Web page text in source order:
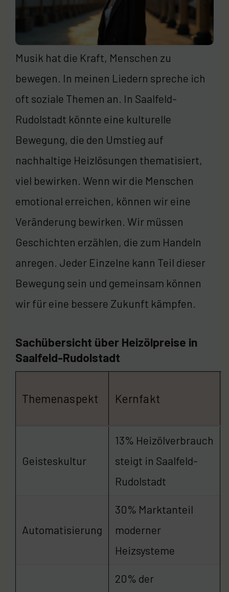
Musik hat die Kraft, Menschen zu
bewegen. In meinen Liedern spreche ich
oft soziale Themen an. In Saalfeld-
Rudolstadt könnte eine kulturelle
Bewegung, die den Umstieg auf
nachhaltige Heizlösungen thematisiert,
viel bewirken. Wenn wir die Menschen
emotional erreichen, können wir eine
Veränderung bewirken. Wir müssen
Geschichten erzählen, die zum Handeln
anregen. Jeder Einzelne kann Teil dieser
Bewegung sein und gemeinsam können
wir für eine bessere Zukunft kämpfen.
Sachübersicht über Heizölpreise in
Saalfeld-Rudolstadt
Themenaspekt Kernfakt
Geisteskultur
13% Heizölverbrauch
steigt in Saalfeld-
Rudolstadt
Automatisierung
30% Marktanteil
moderner
Heizsysteme
20% der